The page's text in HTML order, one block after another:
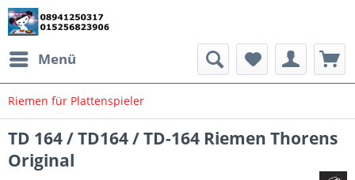
Menü
Riemen für Plattenspieler
TD 164 / TD164 / TD-164 Riemen Thorens
Original